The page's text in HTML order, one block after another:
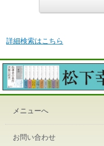
詳細検索はこちら
メニューへ
お問い合わせ